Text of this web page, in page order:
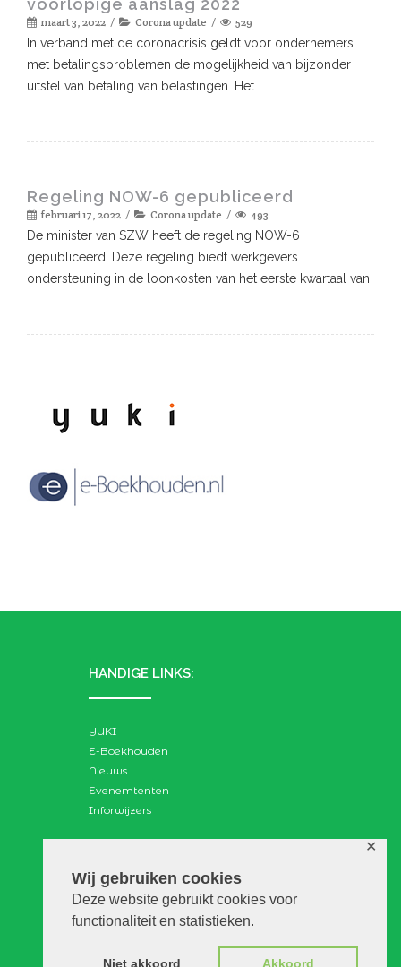
Wij gebruiken cookies
Deze website gebruikt cookies voor
functionaliteit en statistieken.
Niet akkoord Akkoord
✕
voorlopige aanslag 2022
maart 3, 2022 Corona update 529
In verband met de coronacrisis geldt voor ondernemers
met betalingsproblemen de mogelijkheid van bijzonder
uitstel van betaling van belastingen. Het
Regeling NOW-6 gepubliceerd
februari 17, 2022 Corona update 493
De minister van SZW heeft de regeling NOW-6
gepubliceerd. Deze regeling biedt werkgevers
ondersteuning in de loonkosten van het eerste kwartaal van
HANDIGE LINKS:
YUKI
E-Boekhouden
Nieuws
Evenemtenten
Inforwijzers
Search